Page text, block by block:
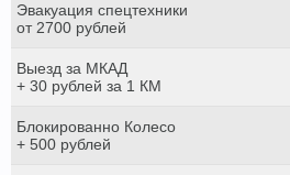
Эвакуация спецтехники
от 2700 рублей
Выезд за МКАД
+ 30 рублей за 1 КМ
Блокированно Колесо
+ 500 рублей